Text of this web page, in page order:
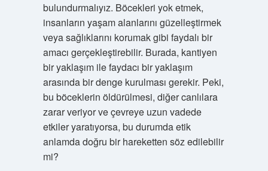
bulundurmalıyız. Böcekleri yok etmek,
insanların yaşam alanlarını güzelleştirmek
veya sağlıklarını korumak gibi faydalı bir
amacı gerçekleştirebilir. Burada, kantiyen
bir yaklaşım ile faydacı bir yaklaşım
arasında bir denge kurulması gerekir. Peki,
bu böceklerin öldürülmesi, diğer canlılara
zarar veriyor ve çevreye uzun vadede
etkiler yaratıyorsa, bu durumda etik
anlamda doğru bir hareketten söz edilebilir
mi?